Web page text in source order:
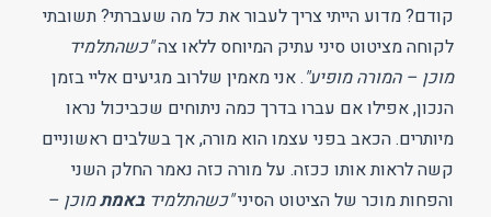
קודם? מדוע הייתי צריך לעבור את כל מה שעברתי? תשובתי
לקוחה מציטוט סיני עתיק המיוחס ללאו צה"כשהתלמיד
מוכן – המורה מופיע". אני מאמין שלרוב מגיעים אליי בזמן
הנכון, אפילו אם עברו בדרך כמה ניתוחים שכביכול נראו
מיותרים. הכאב בפני עצמו הוא מורה, אך בשלבים ראשוניים
קשה לראות אותו ככזה. על מורה כזה נאמר החלק השני
והפחות מוכר של הציטוט הסיני"כשהתלמידבאמתמוכן –